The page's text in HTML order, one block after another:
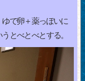
で卵＋薬っぽいに
とべとべとする。